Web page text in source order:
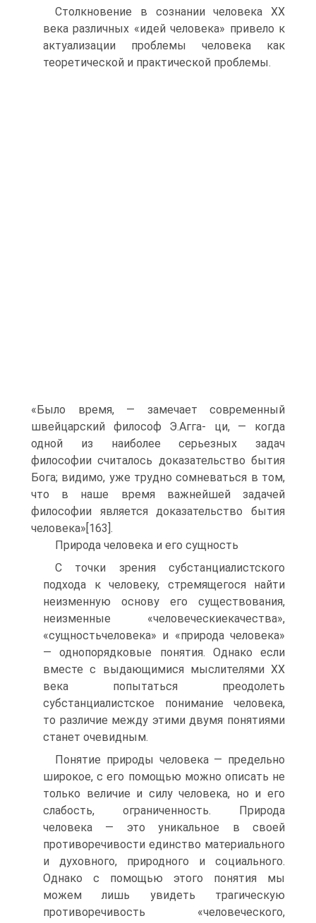
Столкновение в сознании человека XX
века различных «идей человека» привело к
актуализации проблемы человека как
теоретической и практической проблемы.
«Было время, — замечает современный
швейцарский философ Э.Агга- ци, — когда
одной из наиболее серьезных задач
философии считалось доказательство бытия
Бога; видимо, уже трудно сомневаться в том,
что в наше время важнейшей задачей
философии является доказательство бытия
человека»[163].
Природа человека и его сущность
С точки зрения субстанциалистского
подхода к человеку, стремящегося найти
неизменную основу его существования,
неизменные «человеческиекачества»,
«сущностьчеловека» и «природа человека»
— однопорядковые понятия. Однако если
вместе с выдающимися мыслителями XX
века попытаться преодолеть
субстанциалистское понимание человека,
то различие между этими двумя понятиями
станет очевидным.
Понятие природы человека — предельно
широкое, с его помощью можно описать не
только величие и силу человека, но и его
слабость, ограниченность. Природа
человека — это уникальное в своей
противоречивости единство материального
и духовного, природного и социального.
Однако с помощью этого понятия мы
можем лишь увидеть трагическую
противоречивость «человеческого,